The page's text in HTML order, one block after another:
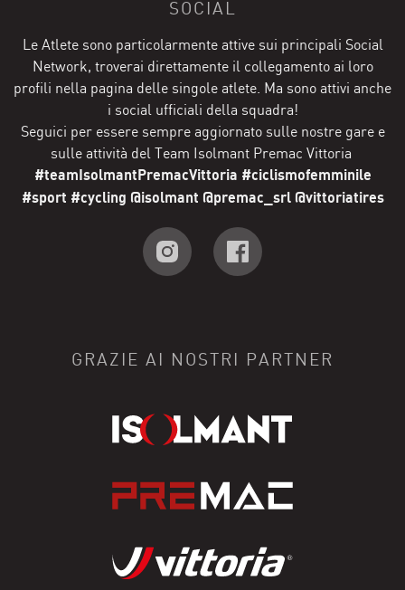
SOCIAL
Le Atlete sono particolarmente attive sui principali Social
Network, troverai direttamente il collegamento ai loro
profili nella pagina delle singole atlete. Ma sono attivi anche
i social ufficiali della squadra!
Seguici per essere sempre aggiornato sulle nostre gare e
sulle attività del Team Isolmant Premac Vittoria
#teamIsolmantPremacVittoria #ciclismofemminile
#sport #cycling @isolmant @premac_srl @vittoriatires
GRAZIE AI NOSTRI PARTNER